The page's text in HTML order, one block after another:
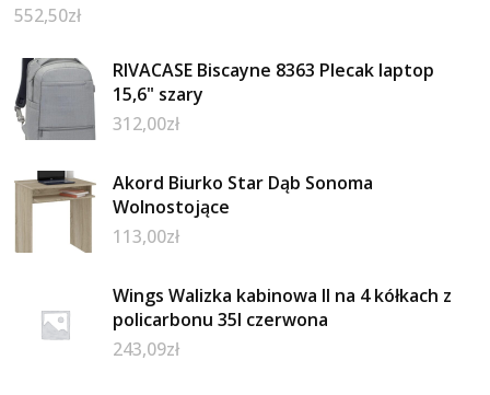
552,50zł
RIVACASE Biscayne 8363 Plecak laptop
15,6" szary
312,00zł
Akord Biurko Star Dąb Sonoma
Wolnostojące
113,00zł
Wings Walizka kabinowa II na 4 kółkach z
policarbonu 35l czerwona
243,09zł